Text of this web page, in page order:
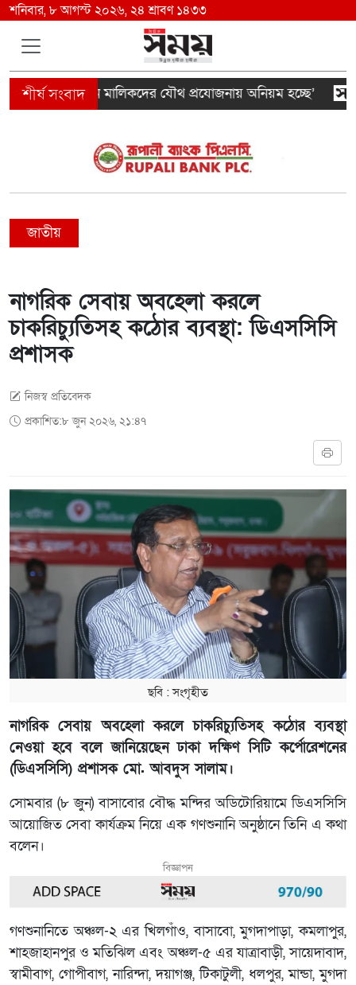
শনিবার, ৮ আগস্ট ২০২৬, ২৪ শ্রাবণ ১৪৩৩
ও ভবন মালিকদের যৌথ প্রযোজনায় অনিয়ম হচ্ছে’
জাতীয়
নাগরিক সেবায় অবহেলা করলে
চাকরিচ্যুতিসহ কঠোর ব্যবস্থা: ডিএসসিসি
প্রশাসক
নিজস্ব প্রতিবেদক
প্রকাশিত:৮ জুন ২০২৬, ২১:৪৭
ছবি ‍: সংগৃহীত
নাগরিক সেবায় অবহেলা করলে চাকরিচ্যুতিসহ কঠোর ব্যবস্থা
নেওয়া হবে বলে জানিয়েছেন ঢাকা দক্ষিণ সিটি কর্পোরেশনের
(ডিএসসিসি) প্রশাসক মো. আবদুস সালাম।
সোমবার (৮ জুন) বাসাবোর বৌদ্ধ মন্দির অডিটোরিয়ামে ডিএসসিসি
আয়োজিত সেবা কার্যক্রম নিয়ে এক গণশুনানি অনুষ্ঠানে তিনি এ কথা
বলেন।
বিজ্ঞাপন
গণশুনানিতে অঞ্চল-২ এর খিলগাঁও, বাসাবো, মুগদাপাড়া, কমলাপুর,
শাহজাহানপুর ও মতিঝিল এবং অঞ্চল-৫ এর যাত্রাবাড়ী, সায়েদাবাদ,
স্বামীবাগ, গোপীবাগ, নারিন্দা, দয়াগঞ্জ, টিকাটুলী, ধলপুর, মান্ডা, মুগদা